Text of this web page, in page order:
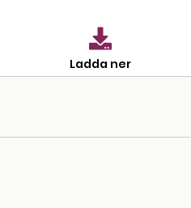
Ladda ner